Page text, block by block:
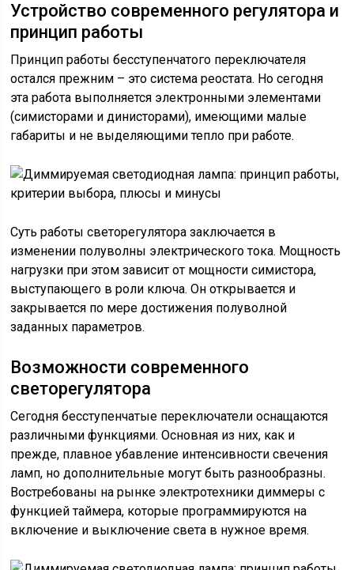
Устройство современного регулятора и
принцип работы
Принцип работы бесступенчатого переключателя
остался прежним – это система реостата. Но сегодня
эта работа выполняется электронными элементами
(симисторами и динисторами), имеющими малые
габариты и не выделяющими тепло при работе.
Суть работы светорегулятора заключается в
изменении полуволны электрического тока. Мощность
нагрузки при этом зависит от мощности симистора,
выступающего в роли ключа. Он открывается и
закрывается по мере достижения полуволной
заданных параметров.
Возможности современного
светорегулятора
Сегодня бесступенчатые переключатели оснащаются
различными функциями. Основная из них, как и
прежде, плавное убавление интенсивности свечения
ламп, но дополнительные могут быть разнообразны.
Востребованы на рынке электротехники диммеры с
функцией таймера, которые программируются на
включение и выключение света в нужное время.